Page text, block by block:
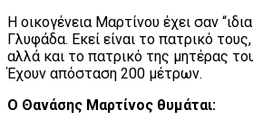
Η οικογένεια Μαρτίνου έχει σαν
Γλυφάδα. Εκεί είναι το πατρικό
αλλά και το πατρικό της μητέρας
Έχουν απόσταση 200 μέτρων.
Ο Θανάσης Μαρτίνος θυμάται: